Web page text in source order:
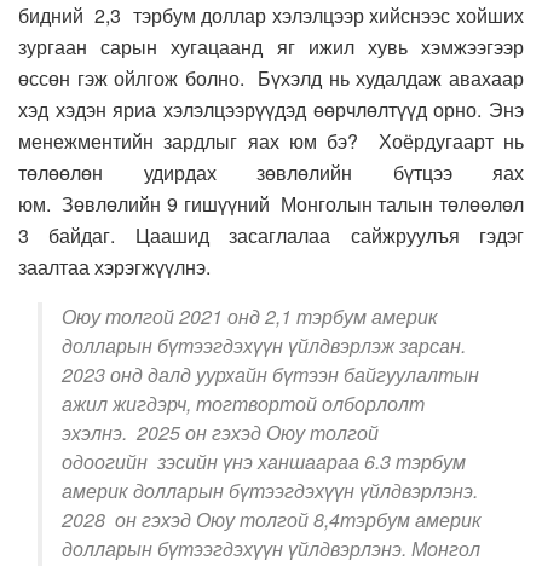
бидний 2,3 тэрбум доллар хэлэлцээр хийснээс хойших
зургаан сарын хугацаанд яг ижил хувь хэмжээгээр
өссөн гэж ойлгож болно. Бүхэлд нь худалдаж авахаар
хэд хэдэн яриа хэлэлцээрүүдэд өөрчлөлтүүд орно. Энэ
менежментийн зардлыг яах юм бэ?
Хоёрдугаарт нь
төлөөлөн удирдах зөвлөлийн бүтцээ яах
юм. Зөвлөлийн 9 гишүүний Монголын талын төлөөлөл
3
байдаг. Цаашид засаглалаа сайжруулъя гэдэг
заалтаа хэрэгжүүлнэ.
Оюу толгой 2021 онд 2,1 тэрбум америк
долларын бүтээгдэхүүн үйлдвэрлэж зарсан.
2023 онд далд уурхайн бүтээн байгуулалтын
ажил жигдэрч, тогтвортой олборлолт
эхэлнэ. 2025 он гэхэд Оюу толгой
одоогийн зэсийн үнэ ханшаараа 6.3 тэрбум
америк долларын бүтээгдэхүүн үйлдвэрлэнэ.
2028 он гэхэд Оюу толгой 8,4тэрбум америк
долларын бүтээгдэхүүн үйлдвэрлэнэ. Монгол